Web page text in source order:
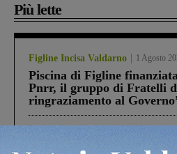
Più lette
Figline Incisa Valdarno 1 Agosto
Piscina di Figline
Pnrr, il gruppo di Fratelli
ringraziamento al
Un anno fa la strage in